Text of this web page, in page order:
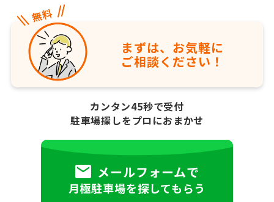
まずは、お気軽に
ご相談ください！
カンタン45秒で受付
駐車場探しをプロにおまかせ
メールフォームで
月極駐車場を探してもらう